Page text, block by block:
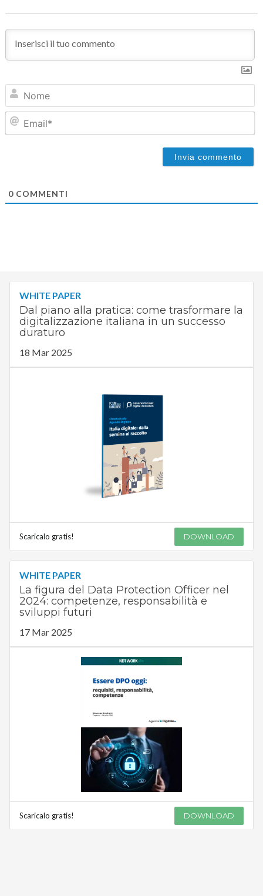
0COMMENTI
WHITE PAPER
Dal piano alla pratica: come trasformare la
digitalizzazione italiana in un successo
duraturo
18 Mar 2025
Scaricalo gratis! DOWNLOAD
WHITE PAPER
La figura del Data Protection Officer nel
2024: competenze, responsabilità e
sviluppi futuri
17 Mar 2025
Scaricalo gratis! DOWNLOAD